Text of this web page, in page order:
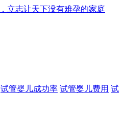
试管婴儿成功率 试管婴儿费用 试